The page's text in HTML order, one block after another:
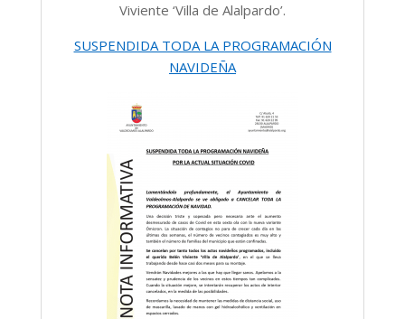
Viviente ‘Villa de Alalpardo’.
SUSPENDIDA TODA LA PROGRAMACIÓN
NAVIDEÑA